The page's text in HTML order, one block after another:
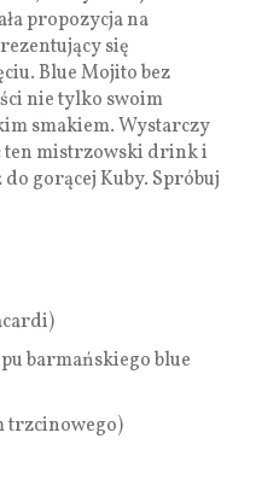
propozycja na
się
Blue Mojito bez
nie tylko swoim
smakiem. Wystarczy
ten mistrzowski drink i
gorącej Kuby. Spróbuj
barmańskiego blue
trzcinowego)